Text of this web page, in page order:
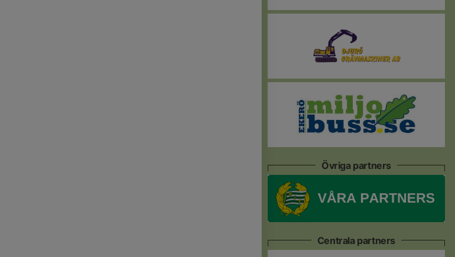
Övriga partners
Centrala partners